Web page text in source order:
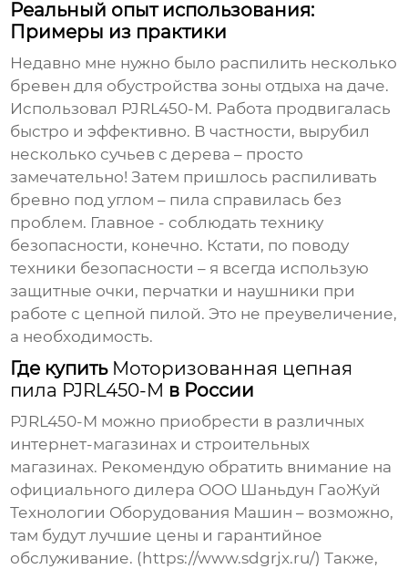
Реальный опыт использования:
Примеры из практики
Недавно мне нужно было распилить несколько
бревен для обустройства зоны отдыха на даче.
Использовал PJRL450-M. Работа продвигалась
быстро и эффективно. В частности, вырубил
несколько сучьев с дерева – просто
замечательно! Затем пришлось распиливать
бревно под углом – пила справилась без
проблем. Главное - соблюдать технику
безопасности, конечно. Кстати, по поводу
техники безопасности – я всегда использую
защитные очки, перчатки и наушники при
работе с цепной пилой. Это не преувеличение,
а необходимость.
Где купить Моторизованная цепная
пила PJRL450-M в России
PJRL450-M можно приобрести в различных
интернет-магазинах и строительных
магазинах. Рекомендую обратить внимание на
официального дилера ООО Шаньдун ГаоЖуй
Технологии Оборудования Машин – возможно,
там будут лучшие цены и гарантийное
обслуживание. (https://www.sdgrjx.ru/) Также,